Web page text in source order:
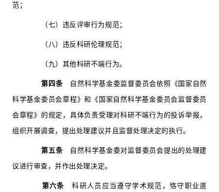
范；
（七）违反评审行为规范；
（八）违反科研伦理规范；
（九）其他科研不端行为。
第四条 自然科学基金委监督委员会依照《国家自然
科学基金委员会章程》和《国家自然科学基金委员会监督委员
会章程》的规定，具体负责受理对科研不端行为的投诉举报，
组织开展调查，提出处理建议并且监督处理决定的执行。
第五条 自然科学基金委对监督委员会提出的处理建
议进行审查，并作出处理决定。
第六条 科研人员应当遵守学术规范，恪守职业道